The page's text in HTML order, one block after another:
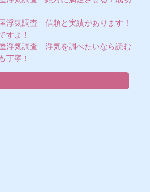
浮気調査 信頼と実績があります！
すよ！
浮気調査 浮気を調べたいなら読む
丁寧！